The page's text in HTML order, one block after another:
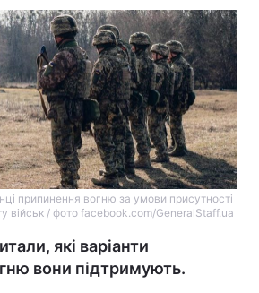
припинення вогню за умови присутності
військ / фото facebook.com/GeneralStaff.ua
які варіанти
вони підтримують.